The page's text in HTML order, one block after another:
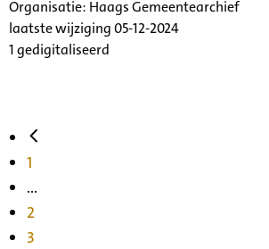
Organisatie: Haags Gemeentearchief
laatste wijziging 05-12-2024
1 gedigitaliseerd
1
...
2
3